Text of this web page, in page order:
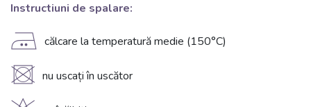
Instructiuni de spalare:
E călcare la temperatură medie (150°C)
U nu uscați în uscător